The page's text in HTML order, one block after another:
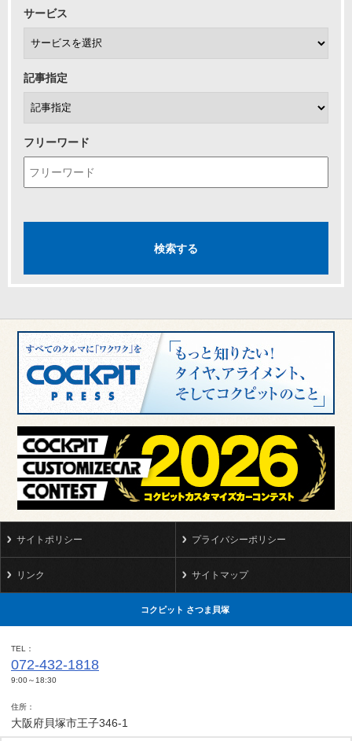
サービス
記事指定
フリーワード
サイトポリシー プライバシーポリシー
リンク サイトマップ
コクピット さつま貝塚
TEL
072-432-1818
9:00～18:30
住所
大阪府貝塚市王子346-1